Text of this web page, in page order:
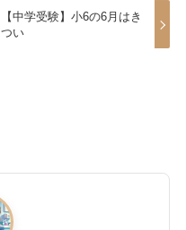
【中学受験】小6の6月はき
つい